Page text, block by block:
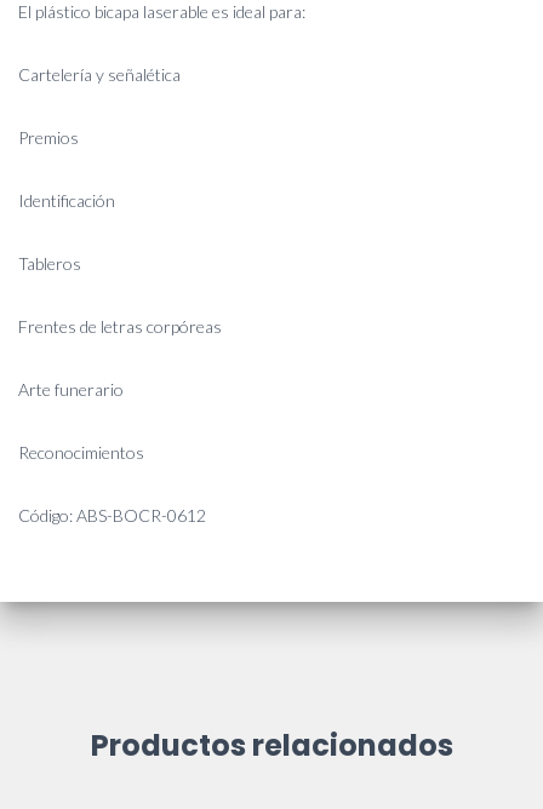
El plástico bicapa laserable es ideal para:
Cartelería y señalética
Premios
Identificación
Tableros
Frentes de letras corpóreas
Arte funerario
Reconocimientos
Código: ABS-BOCR-0612
Productos relacionados